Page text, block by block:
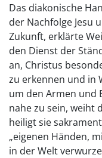
Das diakonische
der Nachfolge Jesu
Zukunft, erklärte
den Dienst der
an, Christus
zu erkennen und in
um den Armen und
nahe zu sein, weiht
heiligt sie
„eigenen Händen,
in der Welt